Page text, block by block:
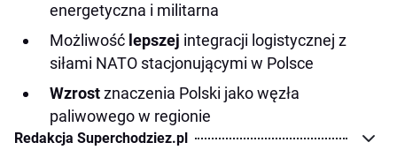
energetyczna i militarna
Możliwość lepszej integracji logistycznej z
siłami NATO stacjonującymi w Polsce
Wzrostznaczenia Polski jako węzła
paliwowego w regionie
Redakcja Superchodziez.pl